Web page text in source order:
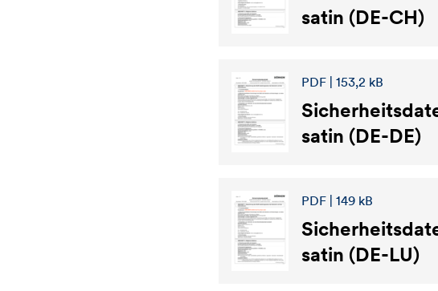
satin (DE-CH)
PDF | 153,2 kB
satin (DE-DE)
PDF | 149 kB
satin (DE-LU)